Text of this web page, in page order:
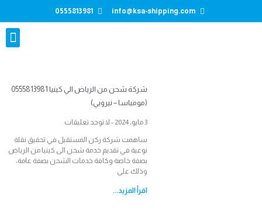
info@ksa-shipping.com
0555813981
شركة شحن من الرياض الي كينيا 0555813981
(مومباسا – نيروبي)
3 مايو، 2024 لا توجد تعليقات
ساهمت شركة ركن المستقبل في تحقيق نقلة
نوعية في تقديم خدمة شحن الى كينيا من الرياض
بصفة خاصة وكافة خدمات الشحن بصفة عامة،
وذلك على
اقرأ المزيد...